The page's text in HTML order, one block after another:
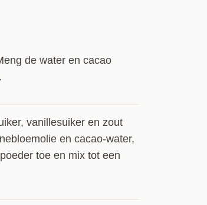
de water en cacao
vanillesuiker en zout
en cacao-water,
toe en mix tot een